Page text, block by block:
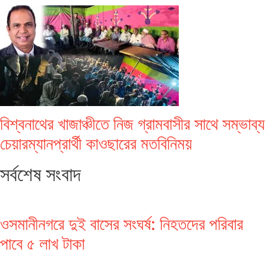
বিশ্বনাথের খাজাঞ্চীতে নিজ গ্রামবাসীর সাথে সম্ভাব্য
চেয়ারম্যানপ্রার্থী কাওছারের মতবিনিময়
সর্বশেষ সংবাদ
ওসমানীনগরে দুই বাসের সংঘর্ষ: নিহতদের পরিবার
পাবে ৫ লাখ টাকা